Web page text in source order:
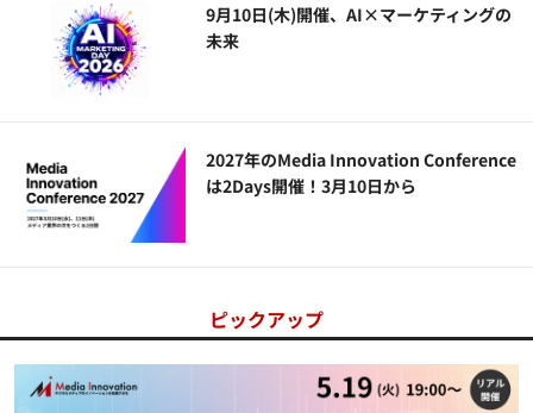
9月10日(木)開催、AI×マーケティングの
未来
2027年のMedia Innovation Conference
は2Days開催！3月10日から
ピックアップ